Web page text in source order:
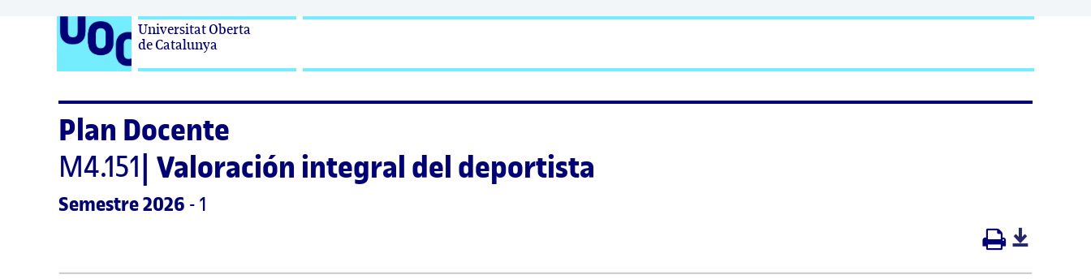
Universitat Oberta
de Catalunya
Plan Docente
M4.151 Valoración integral del deportista
Semestre 2026 - 1